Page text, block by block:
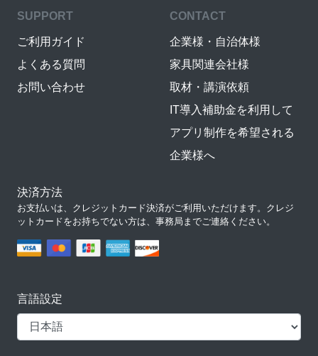
SUPPORT
ご利用ガイド
よくある質問
お問い合わせ
CONTACT
企業様・自治体様
家具関連会社様
取材・講演依頼
IT導入補助金を利用して
アプリ制作を希望される
企業様へ
決済方法
お支払いは、クレジットカード決済がご利用いただけます。クレジ
ットカードをお持ちでない方は、事務局までご連絡ください。
言語設定